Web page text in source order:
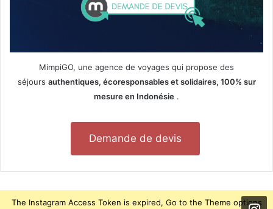
MimpiGO, une agence de voyages qui propose des
séjours authentiques, écoresponsables et solidaires, 100% sur
mesure en Indonésie .
Demande de devis
The Instagram Access Token is expired, Go to the Theme options